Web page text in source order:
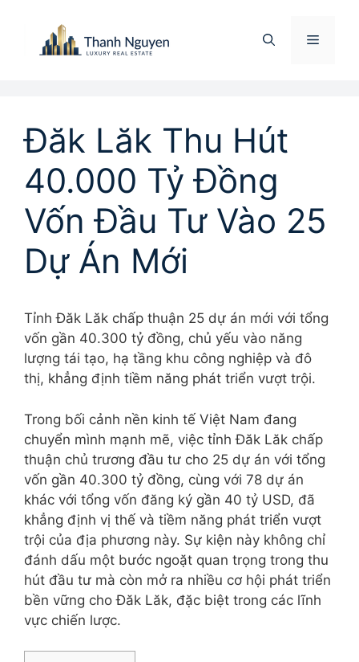
Menu
Đăk Lăk Thu Hút
40.000 Tỷ Đồng
Vốn Đầu Tư Vào 25
Dự Án Mới
Tỉnh Đăk Lăk chấp thuận 25 dự án mới với tổng
vốn gần 40.300 tỷ đồng, chủ yếu vào năng
lượng tái tạo, hạ tầng khu công nghiệp và đô
thị, khẳng định tiềm năng phát triển vượt trội.
Trong bối cảnh nền kinh tế Việt Nam đang
chuyển mình mạnh mẽ, việc tỉnh Đăk Lăk chấp
thuận chủ trương đầu tư cho 25 dự án với tổng
vốn gần 40.300 tỷ đồng, cùng với 78 dự án
khác với tổng vốn đăng ký gần 40 tỷ USD, đã
khẳng định vị thế và tiềm năng phát triển vượt
trội của địa phương này. Sự kiện này không chỉ
đánh dấu một bước ngoặt quan trọng trong thu
hút đầu tư mà còn mở ra nhiều cơ hội phát triển
bền vững cho Đăk Lăk, đặc biệt trong các lĩnh
vực chiến lược.